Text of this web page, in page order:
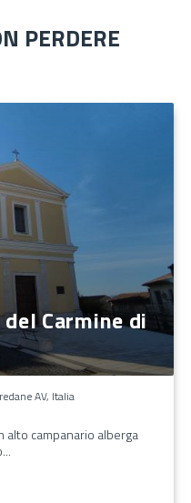
PERDERE
Carmine di
AV, Italia
alto campanario alberga